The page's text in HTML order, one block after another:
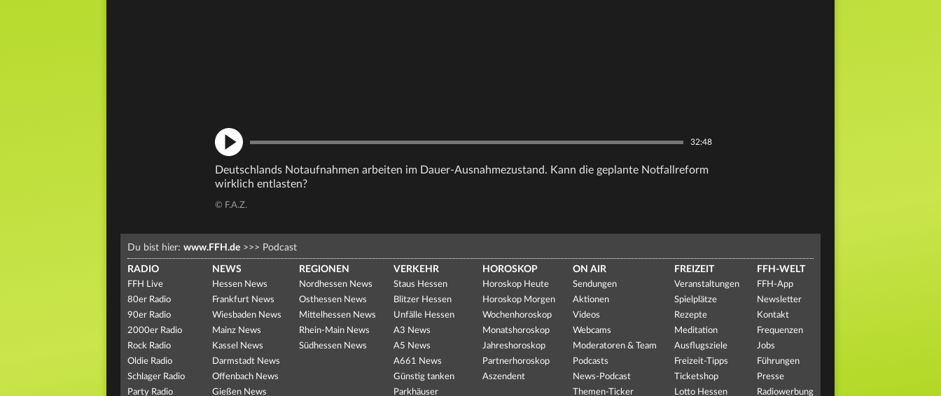
32:48
Deutschlands Notaufnahmen arbeiten im Dauer-Ausnahmezustand. Kann die geplante Notfallreform
wirklich entlasten?
© F.A.Z.
Du bist hier: www.FFH.de >>> Podcast
RADIO
FFH Live
80er Radio
90er Radio
2000er Radio
Rock Radio
Oldie Radio
Schlager Radio
Party Radio
NEWS
Hessen News
Frankfurt News
Wiesbaden News
Mainz News
Kassel News
Darmstadt News
Offenbach News
Gießen News
REGIONEN
Nordhessen News
Osthessen News
Mittelhessen News
Rhein-Main News
Südhessen News
VERKEHR
Staus Hessen
Blitzer Hessen
Unfälle Hessen
A3 News
A5 News
A661 News
Günstig tanken
Parkhäuser
HOROSKOP
Horoskop Heute
Horoskop Morgen
Wochenhoroskop
Monatshoroskop
Jahreshoroskop
Partnerhoroskop
Aszendent
ON AIR
Sendungen
Aktionen
Videos
Webcams
Moderatoren & Team
Podcasts
News-Podcast
Themen-Ticker
FREIZEIT
Veranstaltungen
Spielplätze
Rezepte
Meditation
Ausflugsziele
Freizeit-Tipps
Ticketshop
Lotto Hessen
FFH-WELT
FFH-App
Newsletter
Kontakt
Frequenzen
Jobs
Führungen
Presse
Radiowerbung